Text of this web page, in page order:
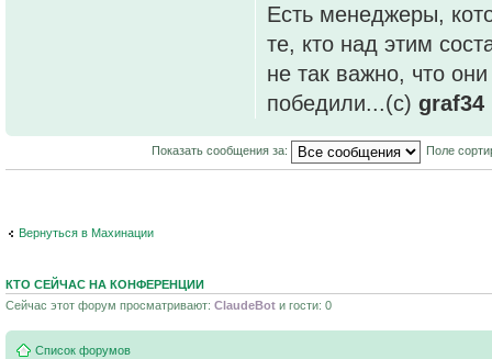
Есть менеджеры,
те, кто над этим
не так важно, что
победили...(с) graf34
Показать сообщения за: Поле
Вернуться в Махинации
КТО СЕЙЧАС НА КОНФЕРЕНЦИИ
Сейчас этот форум просматривают: ClaudeBot и гости: 0
Список форумов